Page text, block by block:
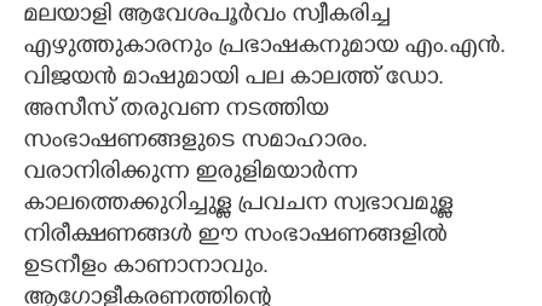
LITERATURE
CONTACT US
മലയാളി ആവേശപൂർവം സ്വീകരിച്ച
എഴുത്തുകാരനും പ്രഭാഷകനുമായ എം.എൻ.
വിജയൻ മാഷുമായി പല കാലത്ത് ഡോ.
അസീസ് തരുവണ നടത്തിയ
സംഭാഷണങ്ങളുടെ സമാഹാരം.
വരാനിരിക്കുന്ന ഇരുളിമയാർന്ന
കാലത്തെക്കുറിച്ചുള്ള പ്രവചന സ്വഭാവമുള്ള
നിരീക്ഷണങ്ങൾ ഈ സംഭാഷണങ്ങളിൽ
ഉടനീളം കാണാനാവും.
ആഗോളീകരണത്തിന്റെ